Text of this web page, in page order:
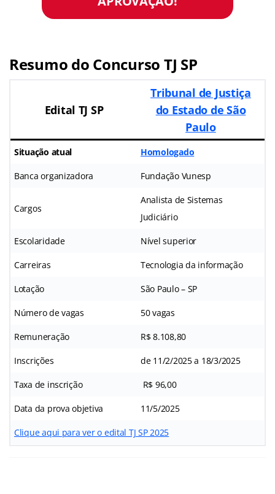
Resumo do Concurso TJ SP
Edital TJ SP
Tribunal de Justiça
do Estado de São
Paulo
Situação atual Homologado
Banca organizadora Fundação Vunesp
Cargos
Analista de Sistemas
Judiciário
Escolaridade Nível superior
Carreiras Tecnologia da informação
Lotação São Paulo – SP
Número de vagas 50 vagas
Remuneração R$ 8.108,80
Inscrições de 11/2/2025 a 18/3/2025
Taxa de inscrição R$ 96,00
Data da prova objetiva 11/5/2025
Clique aqui para ver o edital TJ SP 2025